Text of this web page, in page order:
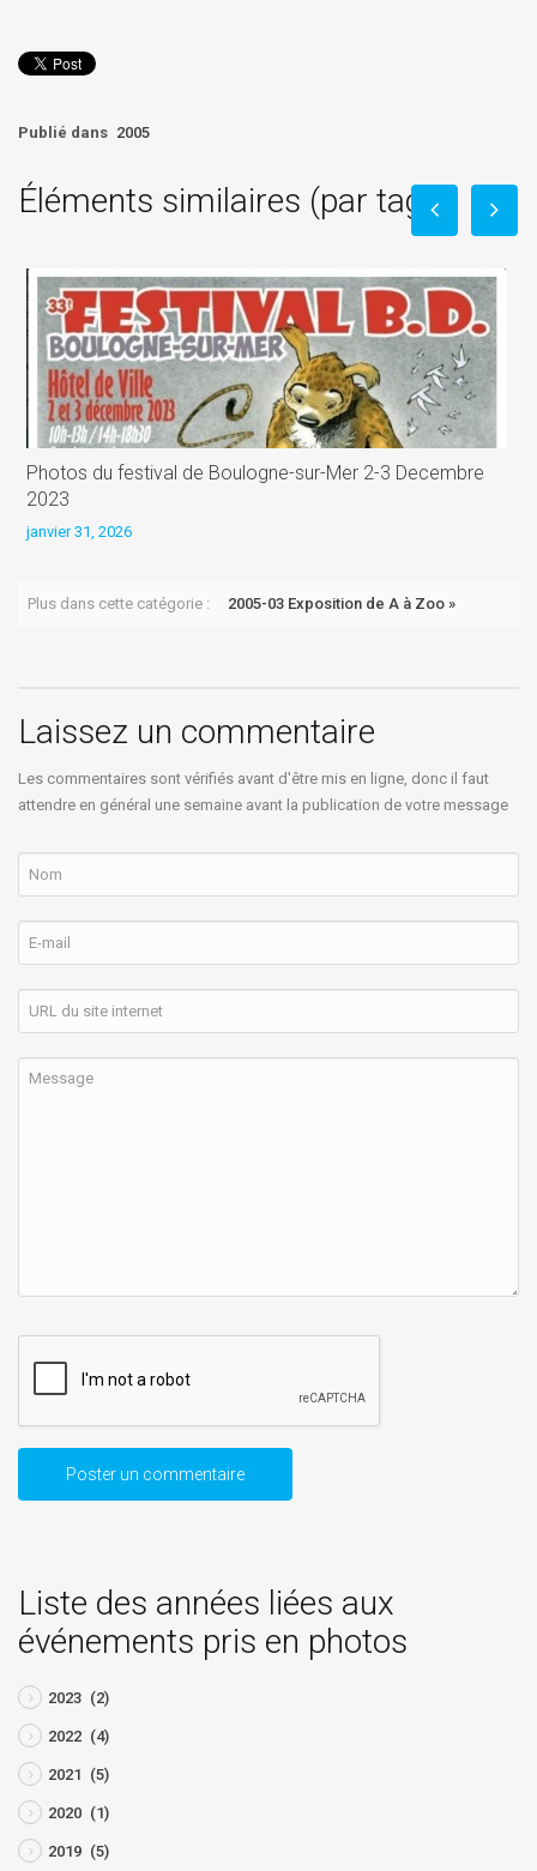
Publié dans 2005
Éléments similaires (par tag)
Photos du festival de Boulogne-sur-Mer 2-3 Decembre
2023
janvier 31, 2026
Plus dans cette catégorie : 2005-03 Exposition de A à Zoo »
Laissez un commentaire
Les commentaires sont vérifiés avant d'être mis en ligne, donc il faut
attendre en général une semaine avant la publication de votre message
Liste des années liées aux
événements pris en photos
2023 (2)
2022 (4)
2021 (5)
2020 (1)
2019 (5)